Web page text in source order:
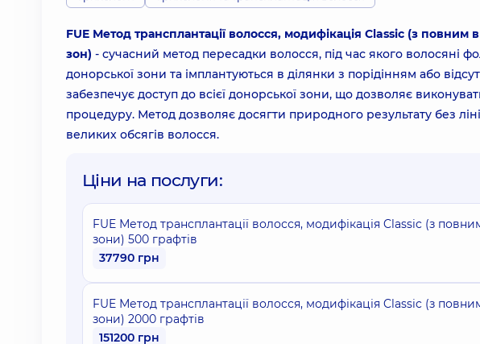
FUE Метод трансплантації волосся, модифікація Classic (з повним
зон) - сучасний метод пересадки волосся, під час якого волосяні
донорської зони та імплантуються в ділянки з порідінням або
забезпечує доступ до всієї донорської зони, що дозволяє
процедуру. Метод дозволяє досягти природного результату без
великих обсягів волосся.
Ціни на послуги:
FUE Метод трансплантації волосся, модифікація Classic (з
зони) 500 графтів
37790 грн
FUE Метод трансплантації волосся, модифікація Classic (з
зони) 2000 графтів
151200 грн